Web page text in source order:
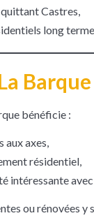
Castres,
long
Barque
bénéficie :
aux axes,
résidentiel,
intéressante
ou rénovées y